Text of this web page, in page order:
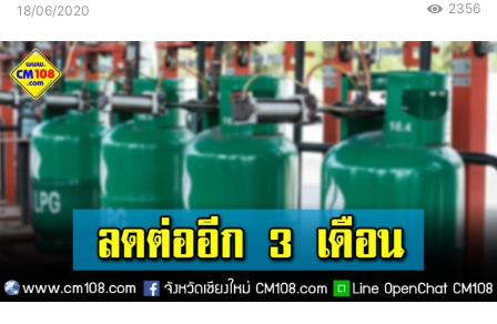
18/06/2020 2356